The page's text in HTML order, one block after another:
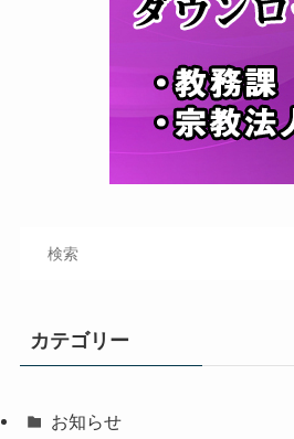
カテゴリー
お知らせ